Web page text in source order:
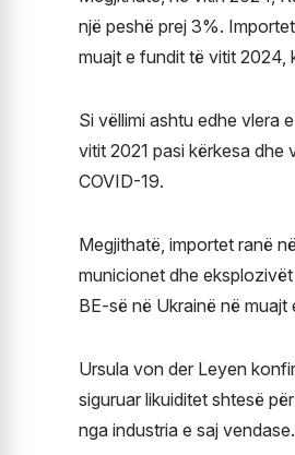
një peshë prej 3%.
muajt e fundit të vitit 2024,
Si vëllimi ashtu edhe vlera
vitit 2021 pasi kërkesa dhe
COVID-19.
Megjithatë, importet ranë
municionet dhe
BE-së në Ukrainë në
Ursula von der Leyen
siguruar likuiditet shtesë
nga industria e saj vendase.